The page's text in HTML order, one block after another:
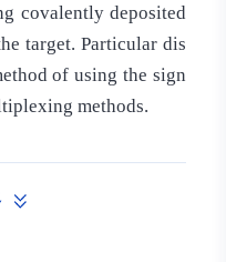
covalently deposited
target. Particular dis
of using the sign
methods.